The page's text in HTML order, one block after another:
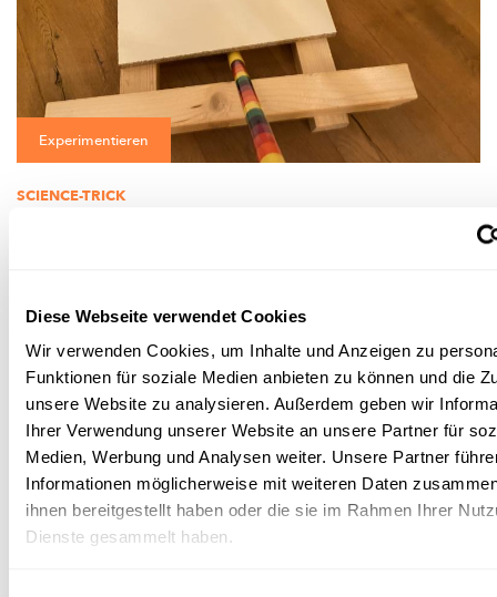
Diese Webseite verwendet Cookies
Wir verwenden Cookies, um Inhalte und Anzeigen zu
Funktionen für soziale Medien anbieten zu können und die
unsere Website zu analysieren. Außerdem geben wir
Ihrer Verwendung unserer Website an unsere Partner für
Medien, Werbung und Analysen weiter. Unsere Partner
Informationen möglicherweise mit weiteren Daten
ihnen bereitgestellt haben oder die sie im Rahmen Ihrer
Dienste gesammelt haben.
Experimentieren
SCIENCE-TRICK
FNR